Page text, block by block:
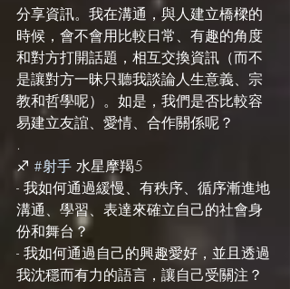
分享資訊。我在溝通，與人建立橋樑的
時候，會不會用比較日常、有趣的角度
和對方打開話題，相互交換資訊（而不
是讓對方一昧只聽我談論人生意義、宗
教和哲學呢）。如是，我們是否比較容
易建立友誼、愛情、合作關係呢？
.
♐️ #射手 水星摩羯5
- 我如何通過緩慢、有秩序、循序漸進地
溝通、學習、表達來確立自己的社會身
份和舞台？
- 我如何通過自己的興趣愛好，並且透過
我沈穩而有力的語言，讓自己受關注？